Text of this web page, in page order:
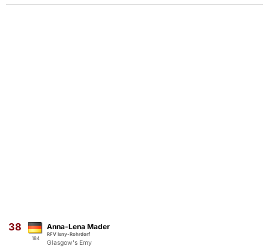
38
184
Anna-Lena Mader
RFV Isny-Rohrdorf
Glasgow's Emy